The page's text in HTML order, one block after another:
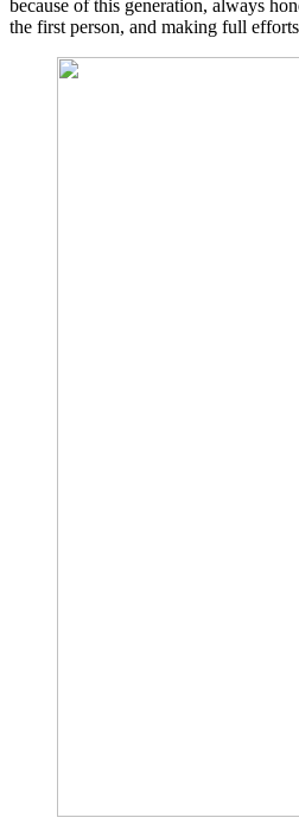
because of this generation, always
the first person, and making full